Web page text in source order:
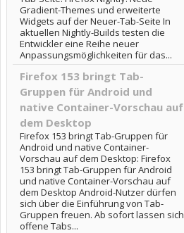
Gradient-Themes und erweiterte
Widgets auf der Neuer-Tab-Seite In
aktuellen Nightly-Builds testen die
Entwickler eine Reihe neuer
Anpassungsmöglichkeiten für das...
Firefox 153 bringt Tab-
Gruppen für Android und
native Container-Vorschau auf
dem Desktop
Firefox 153 bringt Tab-Gruppen für
Android und native Container-
Vorschau auf dem Desktop: Firefox
153 bringt Tab-Gruppen für Android
und native Container-Vorschau auf
dem Desktop Android-Nutzer dürfen
sich über die Einführung von Tab-
Gruppen freuen. Ab sofort lassen sich
offene Tabs...